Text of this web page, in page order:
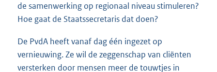
de samenwerking op regionaal niveau stimuleren?
Hoe gaat de Staatssecretaris dat doen?
De PvdA heeft vanaf dag één ingezet op
vernieuwing. Ze wil de zeggenschap van cliënten
versterken door mensen meer de touwtjes in